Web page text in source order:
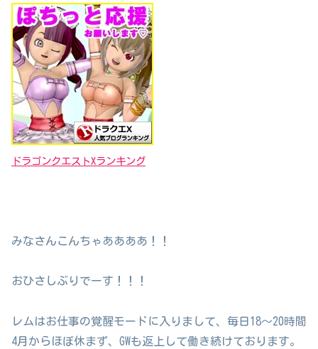
ドラゴンクエストXランキング
みなさんこんちゃああああ！！
おひさしぶりでーす！！！
レムはお仕事の覚醒モードに入りまして、毎日18～20時間
4月からほぼ休まず、GWも返上して働き続けております。